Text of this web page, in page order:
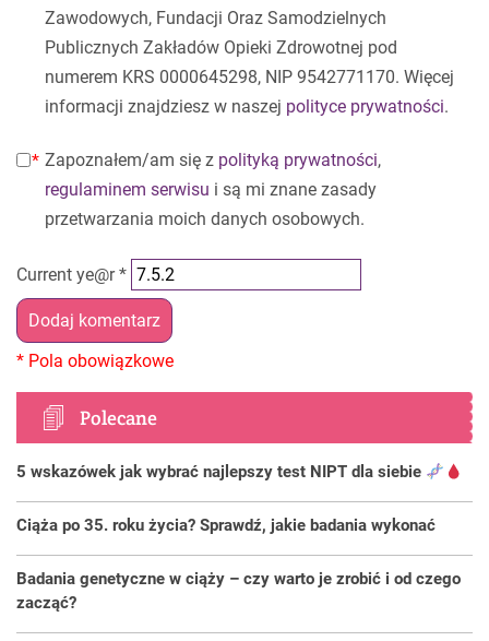
Zawodowych, Fundacji Oraz Samodzielnych
Publicznych Zakładów Opieki Zdrowotnej pod
numerem KRS 0000645298, NIP 9542771170. Więcej
informacji znajdziesz w naszej polityce prywatności.
Zapoznałem/am się z polityką prywatności,
regulaminem serwisu i są mi znane zasady
przetwarzania moich danych osobowych.
Current ye@r*
Polecane
5 wskazówek jak wybrać najlepszy test NIPT dla siebie
Ciąża po 35. roku życia? Sprawdź, jakie badania wykonać
Badania genetyczne w ciąży – czy warto je zrobić i od czego
zacząć?